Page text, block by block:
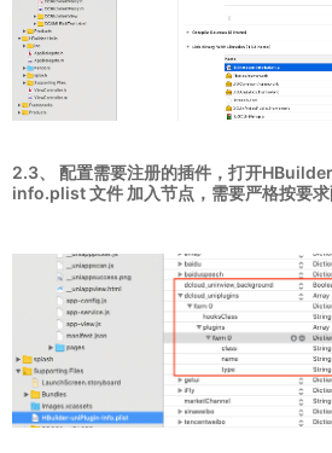
2.3、 配置需要注册的插件 ，打开
info.plist 文件 加入节点，需要严格按要求